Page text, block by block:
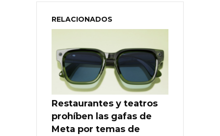
RELACIONADOS
Restaurantes y teatros
prohíben las gafas de
Meta por temas de